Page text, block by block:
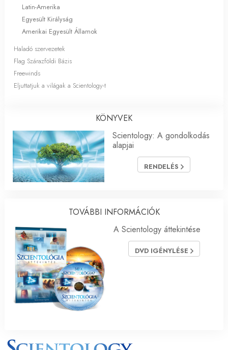
Latin-Amerika
Egyesült Királyság
Amerikai Egyesült Államok
Haladó szervezetek
Flag Szárazföldi Bázis
Freewinds
Eljuttatjuk a világak a Scientology-t
KÖNYVEK
Scientology: A gondolkodás
alapjai
RENDELÉS
TOVÁBBI INFORMÁCIÓK
A Scientology áttekintése
DVD IGÉNYLÉSE